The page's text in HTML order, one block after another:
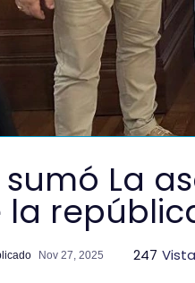
sumó La
la
Nov 27, 2025 247